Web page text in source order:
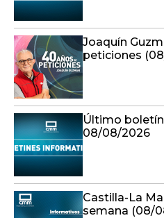
Joaquín
peticiones
Último
08/08/2026
Castilla-La
semana (08/